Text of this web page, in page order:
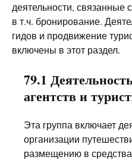
деятельности, связанные
в т.ч. бронирование.
гидов и продвижение
включены в этот раздел.
79.1
агентств и
Эта группа включает
организации
размещению в